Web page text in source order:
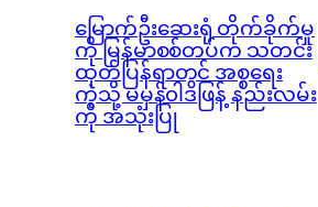
မြောက်ဦးဆေးရုံ တိုက်ခိုက်မှု
ကို မြန်မာစစ်တပ်က သတင်း
ထုတ်ပြန်ရာတွင် အစ္စရေး
ကဲ့သို့ မမှန်၀ါဒဖြန့် နည်းလမ်း
ကို အသုံးပြု